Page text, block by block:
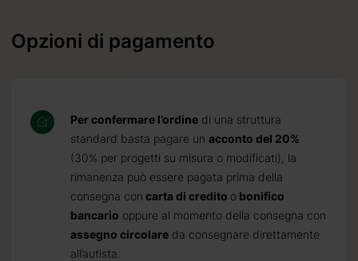
Opzioni di pagamento
Per confermare l’ordine di una struttura
standard basta pagare un acconto del 20%
(30% per progetti su misura o modificati), la
rimanenza può essere pagata prima della
consegna con carta di credito o bonifico
bancario oppure al momento della consegna con
assegno circolare da consegnare direttamente
all’autista.